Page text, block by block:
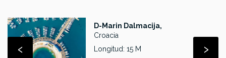
D-Marin Dalmacija,
Croacia
Longitud: 15 M
‹ ›